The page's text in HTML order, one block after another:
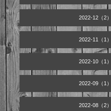
2022-12（2）
2022-11（1）
2022-10（1）
2022-09（1）
2022-08（2）